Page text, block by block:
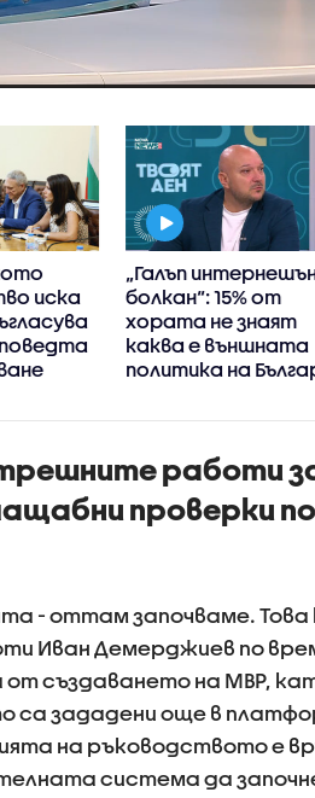
иска
„Галъп
болкан“: 15% от
хората не знаят
каква е външната
политика на
работи
проверки
- оттам започваме.
Иван Демерджиев по
създаването на МВР,
са зададени още в
на ръководството е
система да